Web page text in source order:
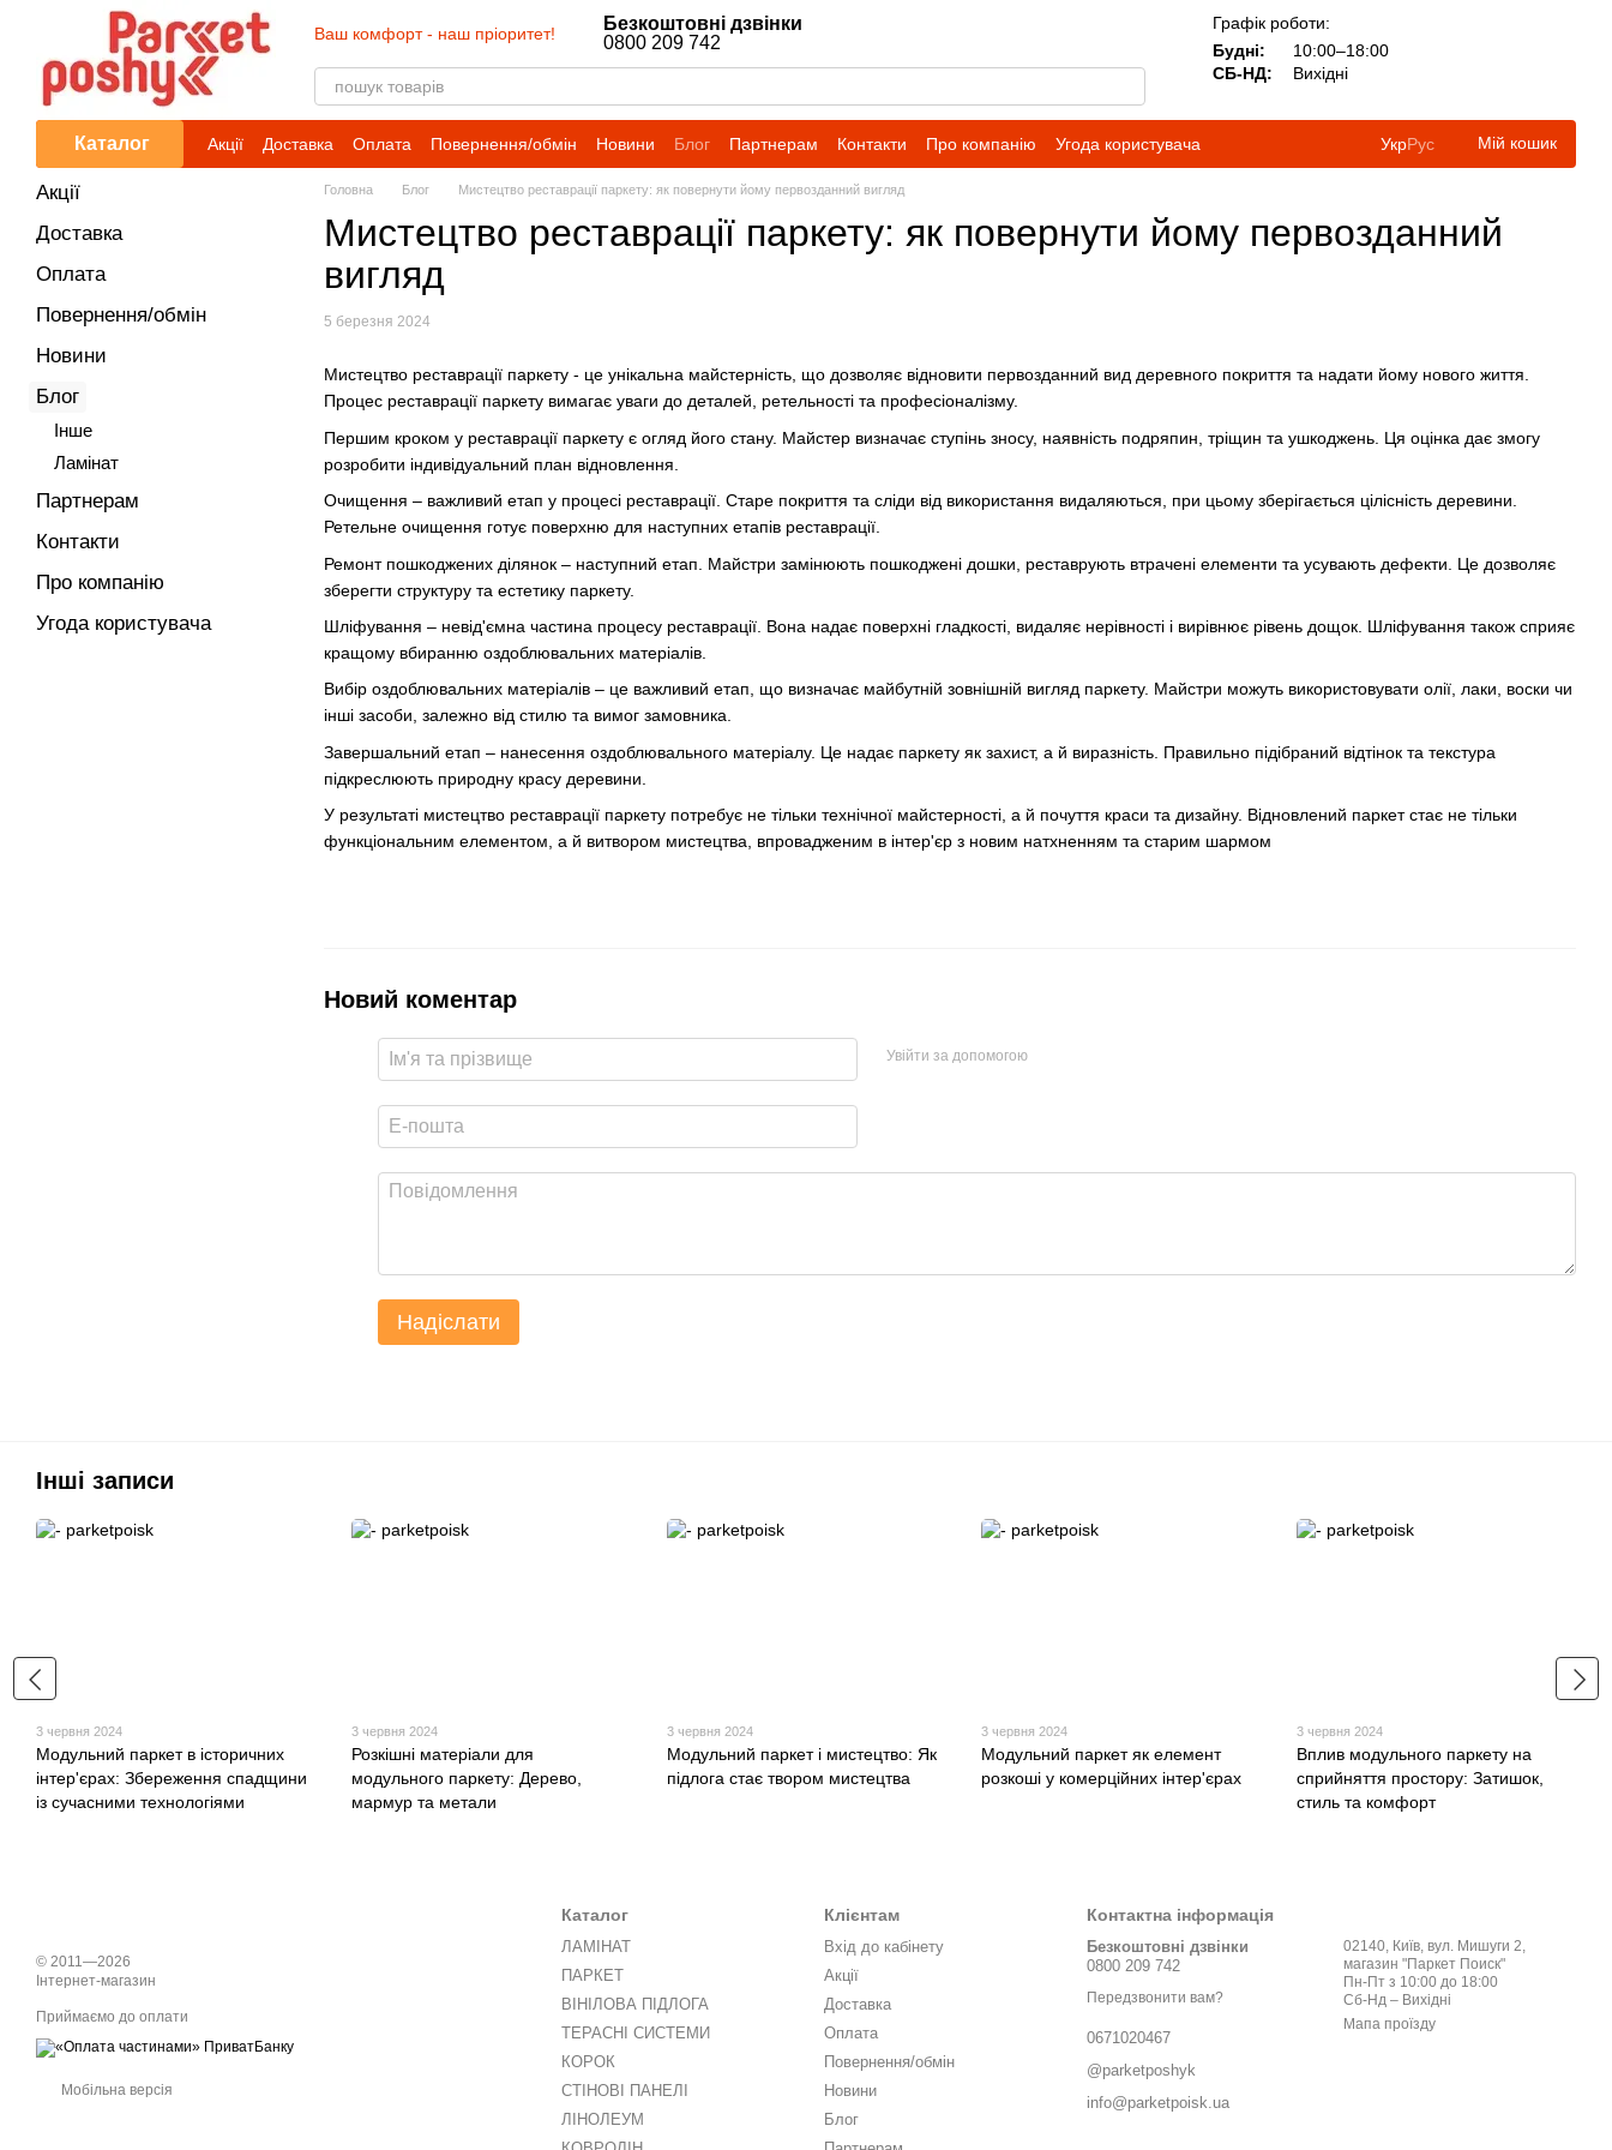
Перейти до основного контенту
Ваш комфорт - наш пріоритет!
Безкоштовні дзвінки
0800 209 742
Графік роботи:
Будні:
10:00–18:00
СБ-НД:
Вихідні
Каталог Акції Доставка Оплата Повернення/обмін Новини Блог Партнерам Контакти Про компанію Угода користувача УкрРус Мій кошик
Головна Блог Мистецтво реставрації паркету: як повернути йому первозданний вигляд
Мистецтво реставрації паркету: як повернути йому первозданний
вигляд
5 березня 2024
Мистецтво реставрації паркету - це унікальна майстерність, що дозволяє відновити первозданний вид деревного покриття та надати йому нового життя.
Процес реставрації паркету вимагає уваги до деталей, ретельності та професіоналізму.
Першим кроком у реставрації паркету є огляд його стану. Майстер визначає ступінь зносу, наявність подряпин, тріщин та ушкоджень. Ця оцінка дає змогу
розробити індивідуальний план відновлення.
Очищення – важливий етап у процесі реставрації. Старе покриття та сліди від використання видаляються, при цьому зберігається цілісність деревини.
Ретельне очищення готує поверхню для наступних етапів реставрації.
Ремонт пошкоджених ділянок – наступний етап. Майстри замінюють пошкоджені дошки, реставрують втрачені елементи та усувають дефекти. Це дозволяє
зберегти структуру та естетику паркету.
Шліфування – невід'ємна частина процесу реставрації. Вона надає поверхні гладкості, видаляє нерівності і вирівнює рівень дощок. Шліфування також сприяє
кращому вбиранню оздоблювальних матеріалів.
Вибір оздоблювальних матеріалів – це важливий етап, що визначає майбутній зовнішній вигляд паркету. Майстри можуть використовувати олії, лаки, воски чи
інші засоби, залежно від стилю та вимог замовника.
Завершальний етап – нанесення оздоблювального матеріалу. Це надає паркету як захист, а й виразність. Правильно підібраний відтінок та текстура
підкреслюють природну красу деревини.
У результаті мистецтво реставрації паркету потребує не тільки технічної майстерності, а й почуття краси та дизайну. Відновлений паркет стає не тільки
функціональним елементом, а й витвором мистецтва, впровадженим в інтер'єр з новим натхненням та старим шармом
Новий коментар
Увійти за допомогою
Надіслати
Акції
Доставка
Оплата
Повернення/обмін
Новини
Блог
Iнше
Ламінат
Партнерам
Контакти
Про компанію
Угода користувача
Інші записи
3 червня 2024
Модульний паркет в історичних
інтер'єрах: Збереження спадщини
із сучасними технологіями
3 червня 2024
Розкішні матеріали для
модульного паркету: Дерево,
мармур та метали
3 червня 2024
Модульний паркет і мистецтво: Як
підлога стає твором мистецтва
3 червня 2024
Модульний паркет як елемент
розкоші у комерційних інтер'єрах
3 червня 2024
Вплив модульного паркету на
сприйняття простору: Затишок,
стиль та комфорт
© 2011—2026
Інтернет-магазин
Приймаємо до оплати
Мобільна версія
Каталог
ЛАМІНАТ
ПАРКЕТ
ВІНІЛОВА ПІДЛОГА
ТЕРАСНІ СИСТЕМИ
КОРОК
СТІНОВІ ПАНЕЛІ
ЛІНОЛЕУМ
Клієнтам
Вхід до кабінету
Акції
Доставка
Оплата
Повернення/обмін
Новини
Блог
Контактна інформація
Безкоштовні дзвінки
0800 209 742
Передзвонити вам?
0671020467
@parketposhyk
info@parketpoisk.ua
02140, Київ, вул. Мишуги 2,
магазин "Паркет Поиск"
Пн-Пт з 10:00 до 18:00
Сб-Нд – Вихідні
Мапа проїзду